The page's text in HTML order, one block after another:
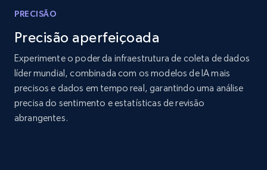
more.
2.1K+ 375+ Comece agora
Amazon products global dataset - Collects
products by best sellers category URL
PRECISÃO
Precisão aperfeiçoada
Experimente o poder da infraestrutura de coleta de dados
líder mundial, combinada com os modelos de IA mais
precisos e dados em tempo real, garantindo uma análise
precisa do sentimento e estatísticas de revisão
abrangentes.